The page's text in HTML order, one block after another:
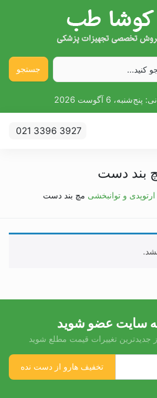
جستجو
پنج‌شنبه، 6 آگوست 2026
021 3396 3927
بند دست
ارتوپدی و توانبخشی مچ بند دست
سایت عضو شوید
جدیدترین تغییرات قیمت مطلع شوید